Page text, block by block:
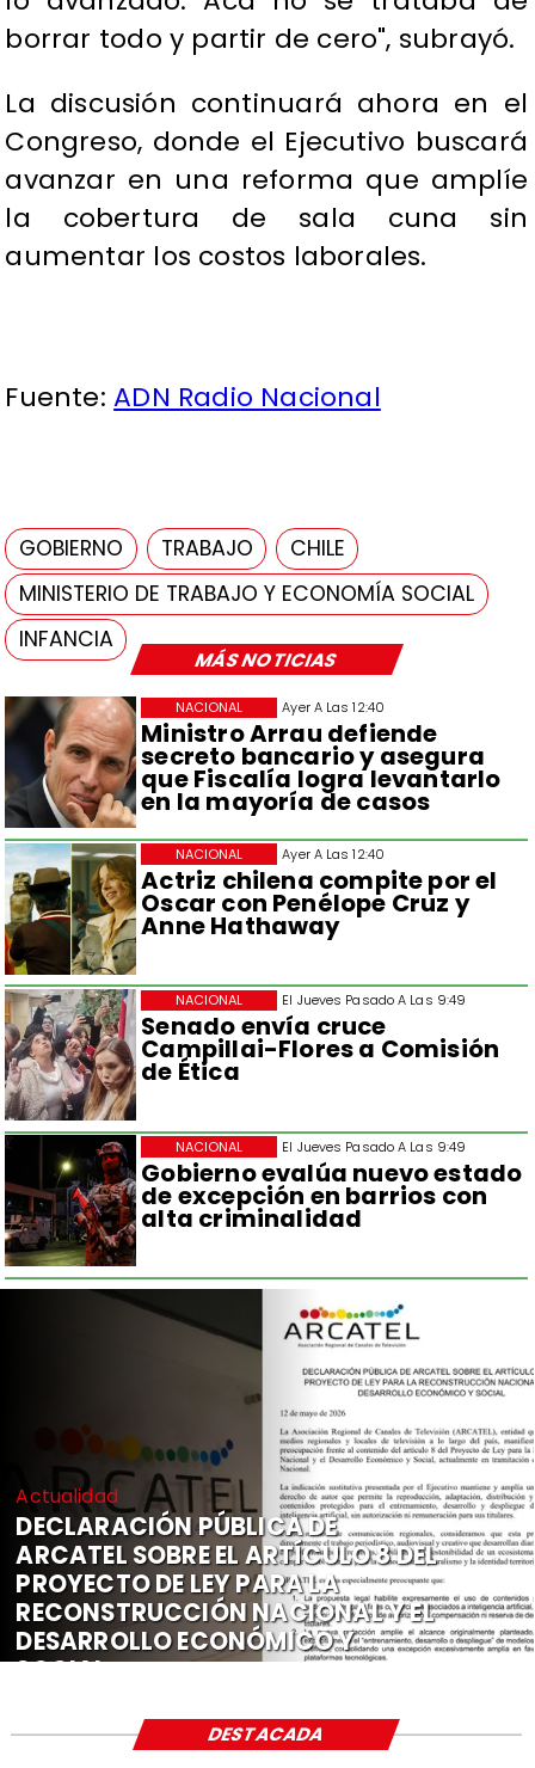
MÁS NOTICIAS
Ayer A Las 12:40
Ministro Arrau defiende
secreto bancario y asegura
que Fiscalía logra levantarlo
en la mayoría de casos
NACIONAL
Ayer A Las 12:40
Actriz chilena compite por el
Oscar con Penélope Cruz y
Anne Hathaway
NACIONAL
El Jueves Pasado A Las 9:49
Senado envía cruce
Campillai-Flores a Comisión
de Ética
NACIONAL
El Jueves Pasado A Las 9:49
Gobierno evalúa nuevo estado
de excepción en barrios con
alta criminalidad
NACIONAL
borrar todo y partir de cero", subrayó.
La discusión continuará ahora en el
Congreso, donde el Ejecutivo buscará
avanzar en una reforma que amplíe
la cobertura de sala cuna sin
aumentar los costos laborales.
Fuente:ADN Radio Nacional
GOBIERNO TRABAJO
CHILE
MINISTERIO DE TRABAJO Y ECONOMÍA SOCIAL
INFANCIA
Actualidad
DECLARACIÓN PÚBLICA DE
ARCATEL SOBRE EL ARTÍCULO 8 DEL
PROYECTO DE LEY PARA LA
RECONSTRUCCIÓN NACIONAL Y EL
DESARROLLO ECONÓMICO Y
SOCIAL
DESTACADA